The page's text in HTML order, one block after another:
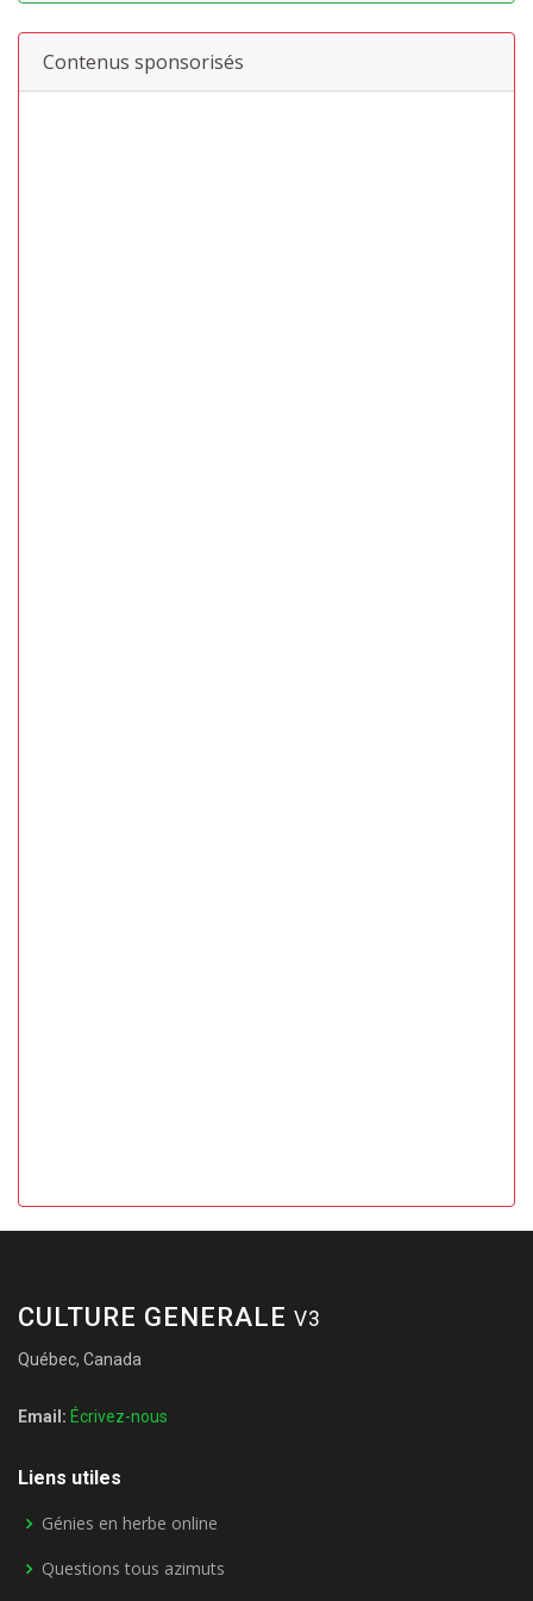
Contenus sponsorisés
CULTURE GENERALE V3
Québec, Canada
Email: Écrivez-nous
Liens utiles
Génies en herbe online
Questions tous azimuts